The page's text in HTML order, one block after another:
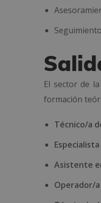
El sector de
formación
Técnico/a
Asistente
Operador/